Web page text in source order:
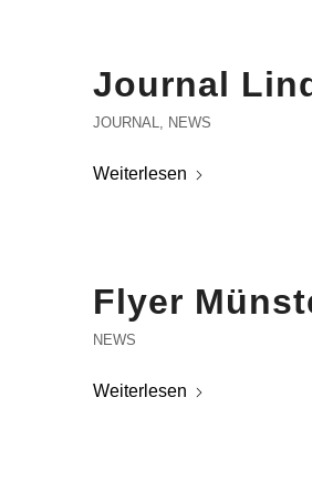
Journal
JOURNAL, NEWS
Weiterlesen
Flyer
NEWS
Weiterlesen